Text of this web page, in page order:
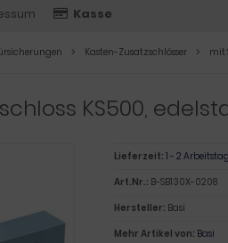
Kasse
Kasten-Zusatzschlösser mit
KS500,
Lieferzeit: 1 - 2
Art.Nr.: B-SB130X-0208
Hersteller: Basi
Mehr Artikel von: Basi